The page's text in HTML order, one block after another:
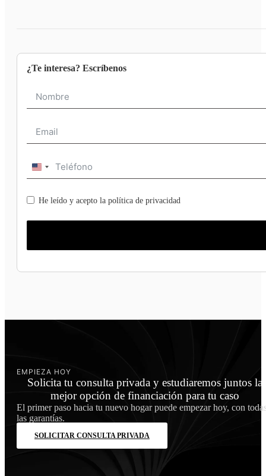
¿Te interesa? Escríbenos
United
States
He leído y acepto la política de privacidad
EMPIEZA HOY
Solicita tu consulta privada y estudiaremos juntos la
mejor opción de financiación para tu caso
El primer paso hacia tu nuevo hogar puede empezar hoy, con
las garantías.
SOLICITAR CONSULTA PRIVADA